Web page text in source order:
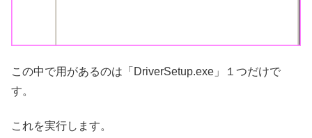
この中で用があるのは「DriverSetup.exe」１つだけで
す。
これを実行します。